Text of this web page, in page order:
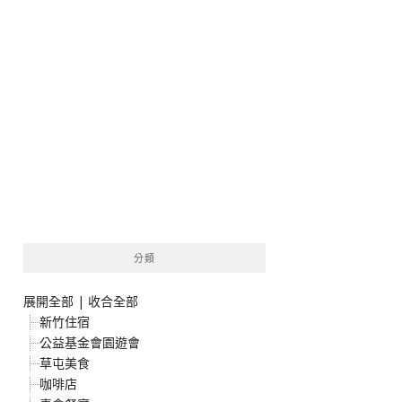
分類
展開全部 | 收合全部
新竹住宿
公益基金會園遊會
草屯美食
咖啡店